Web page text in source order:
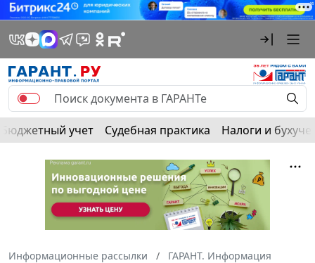
Бюджетный учет Судебная практика Налоги и
Информационные рассылки
ГАРАНТ. Информация